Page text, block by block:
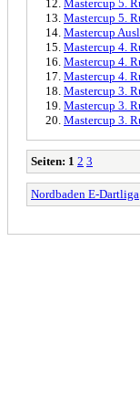
Mastercup 5.
Mastercup 5.
Mastercup
Mastercup 4.
Mastercup 4.
Mastercup 4.
Mastercup 3.
Mastercup 3.
Mastercup 3.
Seiten: 1 2 3
Nordbaden E-Dartliga